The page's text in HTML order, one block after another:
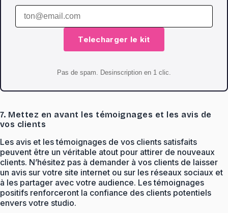
Telecharger le kit
Pas de spam. Desinscription en 1 clic.
7. Mettez en avant les témoignages et les avis de
vos clients
Les avis et les témoignages de vos clients satisfaits
peuvent être un véritable atout pour attirer de nouveaux
clients. N’hésitez pas à demander à vos clients de laisser
un avis sur votre site internet ou sur les réseaux sociaux et
à les partager avec votre audience. Les témoignages
positifs renforceront la confiance des clients potentiels
envers votre studio.